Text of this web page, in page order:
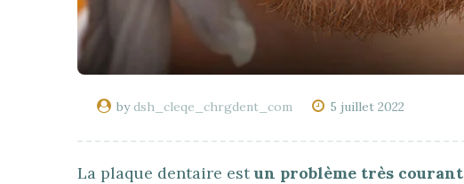
bydsh_cleqe_chrgdent_com 5 juillet 2022
La plaque dentaire estun problème très courant